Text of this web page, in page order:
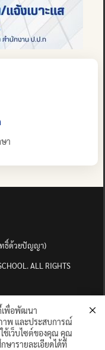
า
ธิ์ด้วยปัญญา)
ALL RIGHTS
เพื่อพัฒนา
าพ และประสบการณ์
ช้เว็บไซต์ของคุณ คุณ
ษารายละเอียดได้ที่